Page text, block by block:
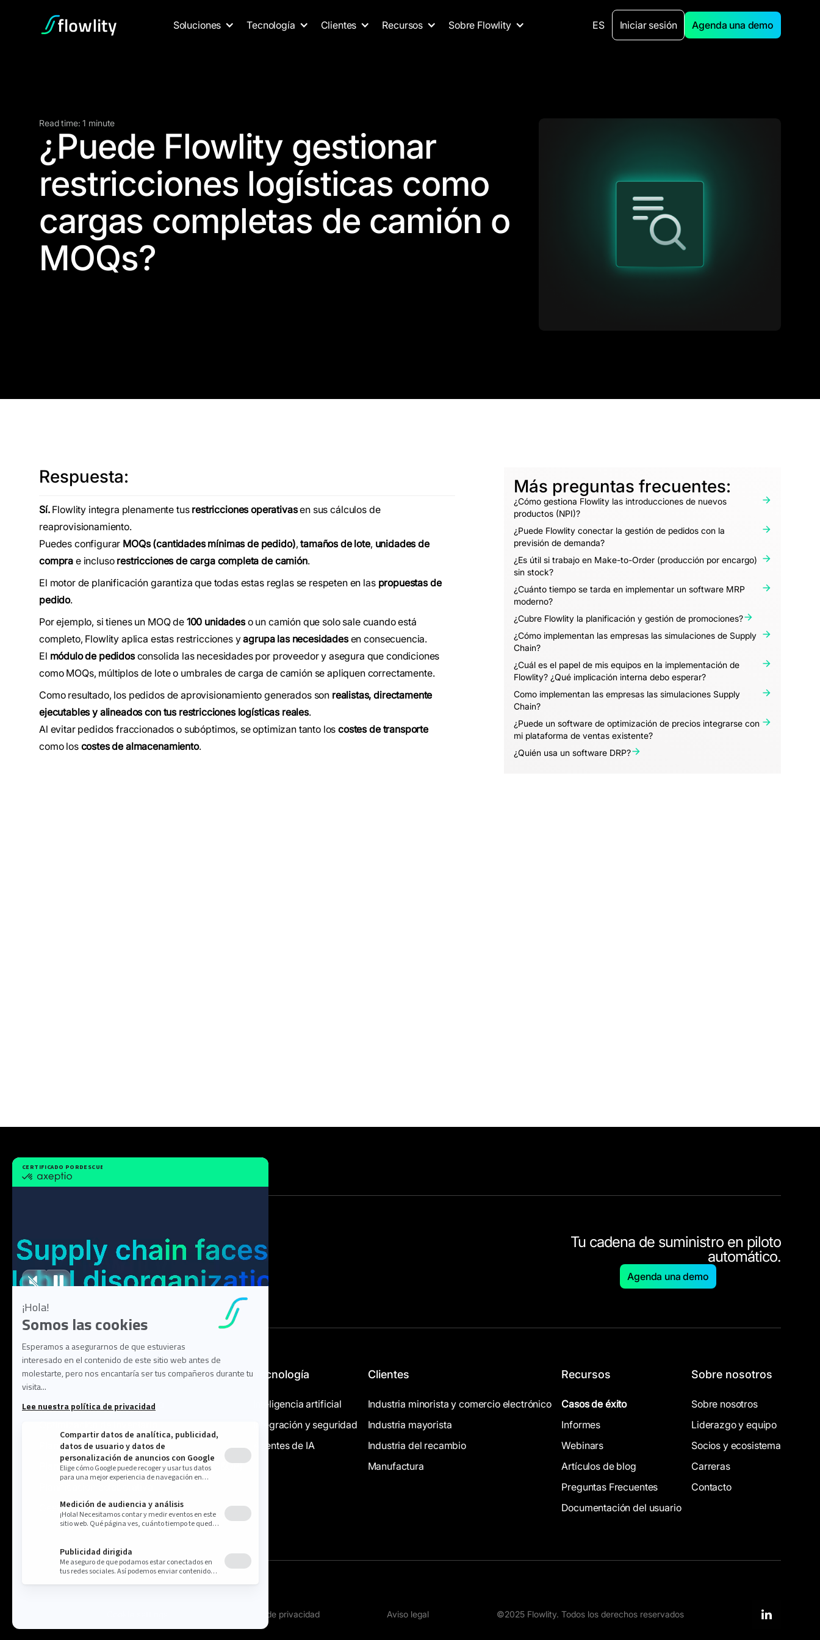
Soluciones Tecnología Clientes Recursos Sobre Flowlity ES Iniciar sesión Agenda una demo
Read time: 1 minute
¿Puede Flowlity gestionar
restricciones logísticas como
cargas completas de camión o
MOQs?
Respuesta:
Sí.Flowlity integra plenamente tus restricciones operativasen sus cálculos de
reaprovisionamiento.
Puedes configurar MOQs (cantidades mínimas de pedido),tamaños de lote, unidades de
compra e incluso restricciones de carga completa de camión.
El motor de planificación garantiza que todas estas reglas se respeten en las propuestas de
pedido.
Por ejemplo, si tienes un MOQ de 100 unidadeso un camión que solo sale cuando está
completo, Flowlity aplica estas restricciones yagrupa las necesidadesen consecuencia.
El módulo de pedidosconsolida las necesidades por proveedor y asegura que condiciones
como MOQs, múltiplos de lote o umbrales de carga de camión se apliquen correctamente.
Como resultado, los pedidos de aprovisionamiento generados son realistas, directamente
ejecutables y alineados con tus restricciones logísticas reales.
Al evitar pedidos fraccionados o subóptimos, se optimizan tanto loscostes de transporte
como los costes de almacenamiento.
Más preguntas frecuentes:
¿Cómo gestiona Flowlity las introducciones de nuevos
productos (NPI)?
¿Puede Flowlity conectar la gestión de pedidos con la
previsión de demanda?
¿Es útil si trabajo en Make-to-Order (producción por encargo)
sin stock?
¿Cuánto tiempo se tarda en implementar un software MRP
moderno?
¿Cubre Flowlity la planificación y gestión de promociones?
¿Cómo implementan las empresas las simulaciones de Supply
Chain?
¿Cuál es el papel de mis equipos en la implementación de
Flowlity? ¿Qué implicación interna debo esperar?
Como implementan las empresas las simulaciones Supply
Chain?
¿Puede un software de optimización de precios integrarse con
mi plataforma de ventas existente?
¿Quién usa un software DRP?
Tu cadena de suministro en piloto
automático.
Agenda una demo
Solución
Planificación de la demanda
Planificación de suministro
Planificación de Ventas y Operaciones (S&OP)
Gestión de precios y promociones
Tecnología
Inteligencia artificial
Integración y seguridad
Agentes de IA
Clientes
Industria minorista y comercio electrónico
Industria mayorista
Industria del recambio
Manufactura
Recursos
Casos de éxito
Informes
Webinars
Artículos de blog
Preguntas Frecuentes
Documentación del usuario
Sobre nosotros
Sobre nosotros
Liderazgo y equipo
Socios y ecosistema
Carreras
Contacto
Política de privacidad Aviso legal ©2025 Flowlity. Todos los derechos reservados